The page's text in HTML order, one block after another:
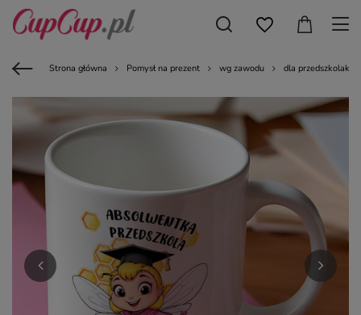
Strona główna Pomysł na prezent wg zawodu dla przedszkolaka